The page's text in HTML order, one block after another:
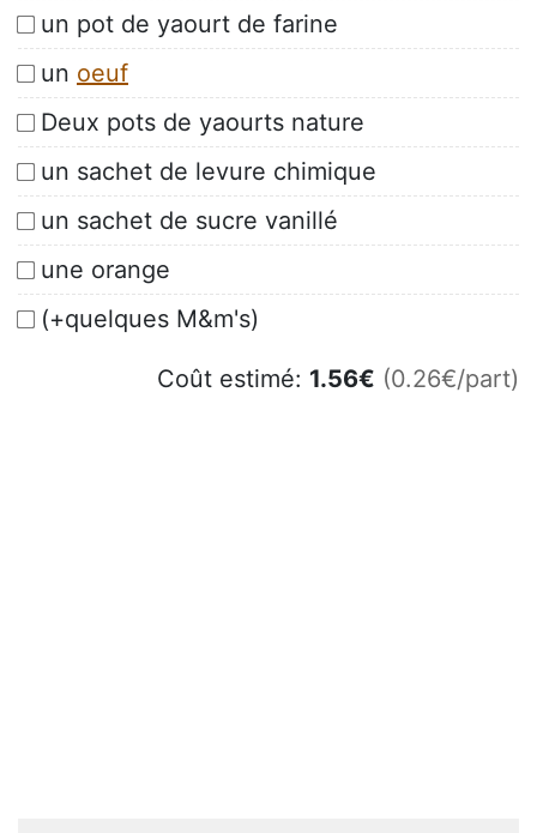
un pot de yaourt de farine
un oeuf
Deux pots de yaourts nature
un sachet de levure chimique
un sachet de sucre vanillé
une orange
(+quelques M&m's)
Coût estimé: 1.56€ (0.26€/part)